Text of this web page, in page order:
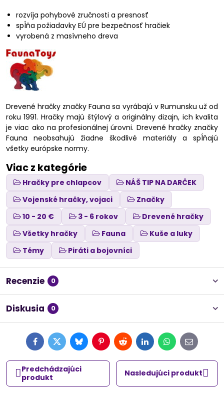
rozvíja pohybové zručnosti a presnosť
spĺňa požiadavky EÚ pre bezpečnosť hračiek
vyrobená z masívneho dreva
Drevené hračky značky Fauna sa vyrábajú v Rumunsku už od
roku 1991. Hračky majú štýlový a originálny dizajn, ich kvalita
je viac ako na profesionálnej úrovni. Drevené hračky značky
Fauna neobsahujú žiadne škodlivé materiály a spĺňajú
všetky európske normy.
Viac z kategórie
Hračky pre chlapcov
NÁŠ TIP NA DARČEK
Vojenské hračky, vojaci
Značky
10 - 20 €
3 - 6 rokov
Drevené hračky
Všetky hračky
Fauna
Kuše a luky
Témy
Piráti a bojovníci
Recenzie 0
Diskusia 0
FacebookTwitterBlueskyPinterestRedditLinkedInWhatsApp
E-
mail
Predchádzajúci
produkt
Nasledujúci produkt